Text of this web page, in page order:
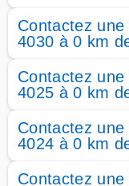
Contactez
4030 à 0 km
Contactez
4025 à 0 km
Contactez
4024 à 0 km
Contactez